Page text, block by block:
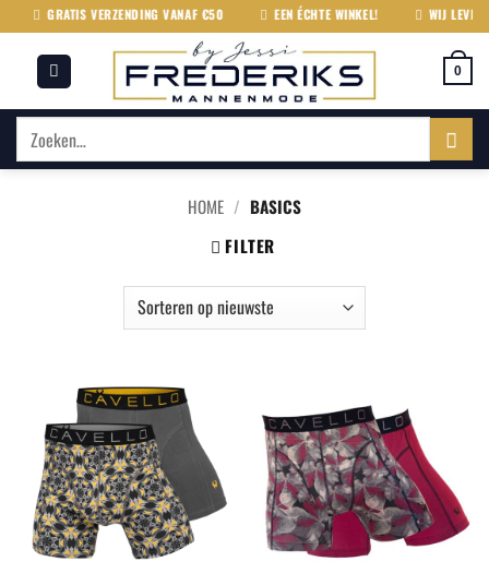
naar
inhoud
GRATIS VERZENDING VANAF €50 EEN ÉCHTE WINKEL! WIJ LEVEREN
0
Zoeken
naar:
HOME / BASICS
FILTER